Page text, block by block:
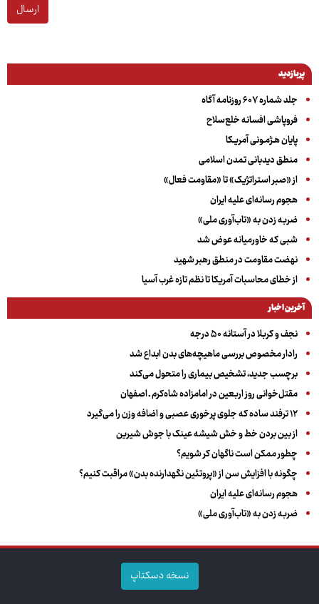
ارسال
پربازدید
جلد شماره ۶۰۷ روزنامه آگاه
فروپاشی افسانه خلع‌سلاح
پایان هـژمـونی آمریـکا
منطق دیدبانی تمدن اسلامی
از «صبر استراتژیک» تا «مقاومت فعال»
هجوم رسانه‌ای علیه ایران
ضربه زدن به «تاب‌آوری ملی»
شبی که خاورمیانه عوض شد
نهضت مقاومت در منطق رهبر شهید
از خطای محاسبات آمریکا تا نظم تازه غرب آسیا
آخرین اخبار
نجف و کربلا در آستانه ۵۰ درجه
رادار مخصوص بررسی ماهیچه‌های بدن ابداع شد
برچسب جدید، تشخیص بیماری را متحول می‌کند
مقتل‌خوانی روز اربعین در امامزاده شاه‌کرم ـ اصفهان
۱۲ ترفند ساده که جلوی پرخوری عصبی و اضافه ‌وزن را می‌گیرد
از بین بردن خط و خش شیشه عینک با جوش شیرین
چطور ممکن است ناگهان کر شویم؟
چگونه با افزایش سن از «پروتئین نگهدارنده بدن» مراقبت کنیم؟
هجوم رسانه‌ای علیه ایران
ضربه زدن به «تاب‌آوری ملی»
نسخه دسکتاپ